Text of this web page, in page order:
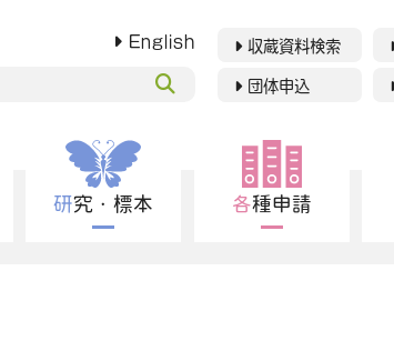
English 収蔵資料検索
団体申込
研究・標本 各種申請